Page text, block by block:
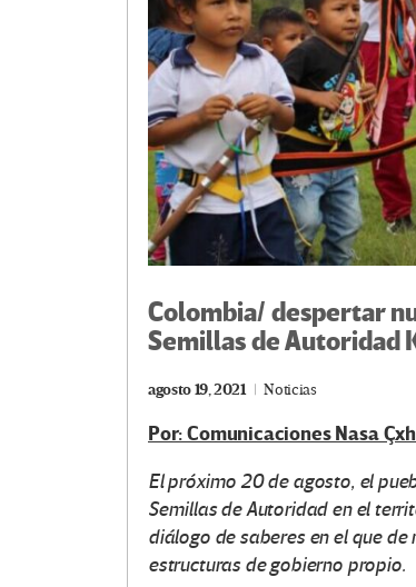
Colombia/ despertar
Semillas de Autoridad
agosto 19, 2021 Noticias
Por: Comunicaciones Nasa
El próximo 20 de agosto, el
Semillas de Autoridad en el
diálogo de saberes en el que
estructuras de gobierno propio.